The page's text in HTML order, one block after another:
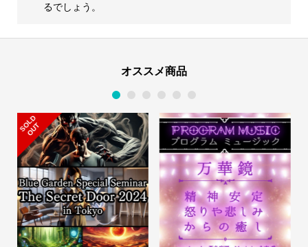
るでしょう。
オススメ商品
S
O
L
D
O
U
T
1 2 3 4 5 6